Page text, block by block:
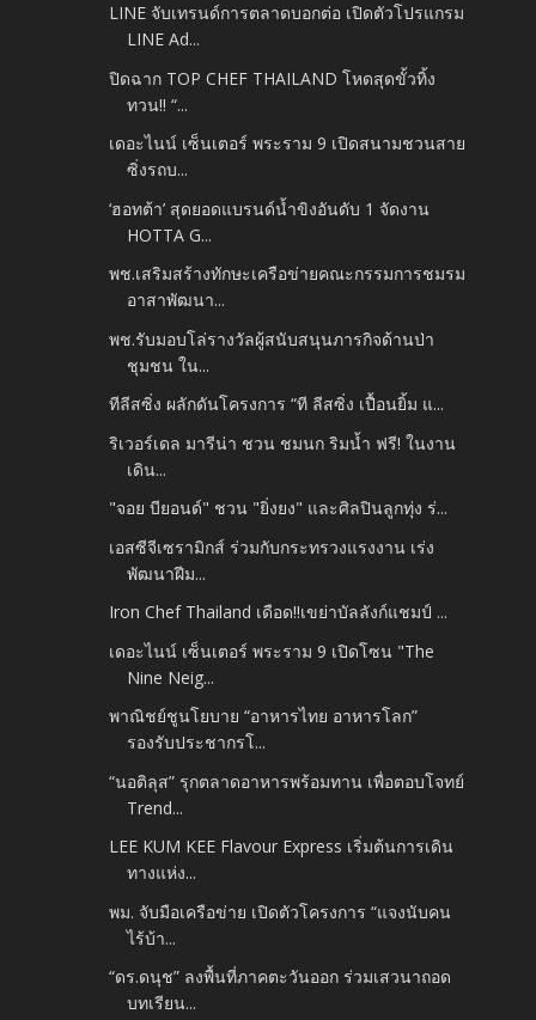
LINE จับเทรนด์การตลาดบอกต่อ เปิดตัวโปรแกรม
LINE Ad...
ปิดฉาก TOP CHEF THAILAND โหดสุดขั้วทิ้ง
ทวน!! “...
เดอะไนน์ เซ็นเตอร์ พระราม 9 เปิดสนามชวนสาย
ซิ่งรถบ...
‘ฮอทต้า’ สุดยอดแบรนด์น้ำขิงอันดับ 1 จัดงาน
HOTTA G...
พช.เสริมสร้างทักษะเครือข่ายคณะกรรมการชมรม
อาสาพัฒนา...
พช.รับมอบโล่รางวัลผู้สนับสนุนภารกิจด้านป่า
ชุมชน ใน...
ทีลีสซิ่ง ผลักดันโครงการ “ที ลีสซิ่ง เปื้อนยิ้ม แ...
ริเวอร์เดล มารีน่า ชวน ชมนก ริมน้ำ ฟรี! ในงาน
เดิน...
"จอย​ บียอนด์" ชวน​ ​"ยิ่งยง" และศิลปินลูกทุ่ง​ ร่...
เอสซีจีเซรามิกส์ ร่วมกับกระทรวงแรงงาน เร่ง
พัฒนาฝีม...
Iron Chef Thailand เดือด!!เขย่าบัลลังก์แชมป์ ...
เดอะไนน์ เซ็นเตอร์ พระราม 9 เปิดโซน "The
Nine Neig...
พาณิชย์ชูนโยบาย “อาหารไทย อาหารโลก”
รองรับประชากรโ...
“นอติลุส” รุกตลาดอาหารพร้อมทาน เพื่อตอบโจทย์
Trend...
LEE KUM KEE Flavour Express เริ่มต้นการเดิน
ทางแห่ง...
พม. จับมือเครือข่าย เปิดตัวโครงการ “แจงนับคน
ไร้บ้า...
“ดร.ดนุช” ลงพื้นที่ภาคตะวันออก ร่วมเสวนาถอด
บทเรียน...